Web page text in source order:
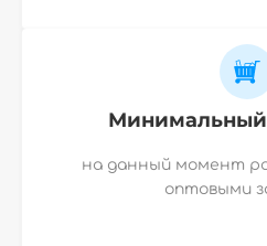
Минимальный
на данный момент
оптовыми